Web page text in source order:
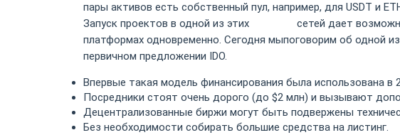
пары активов есть собственный пул, например, для USDT и
Запуск проектов в одной из этих
сетей дает
платформах одновременно. Сегодня мыпоговорим об одной
первичном предложении IDO.
Впервые такая модель финансирования была использована в
Посредники стоят очень дорого (до $2 млн) и вызывают
Децентрализованные биржи могут быть подвержены
Без необходимости собирать большие средства на листинг.